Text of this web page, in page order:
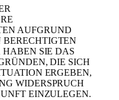
AUFGRUND
BERECHTIGTEN
HABEN SIE DAS
DIE SICH
ERGEBEN,
WIDERSPRUCH
EINZULEGEN.